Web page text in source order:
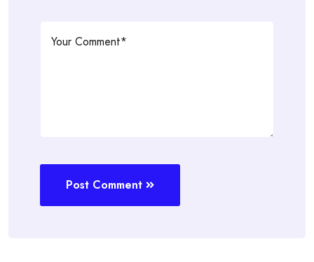
Post Comment